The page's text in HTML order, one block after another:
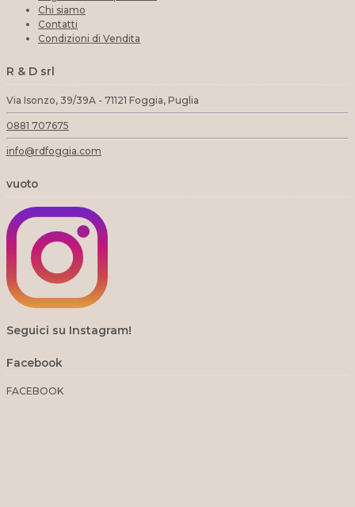
Chi siamo
Contatti
Condizioni di Vendita
R & D srl
Via Isonzo, 39/39A - 71121 Foggia, Puglia
0881 707675
info@rdfoggia.com
vuoto
Seguici su Instagram!
Facebook
FACEBOOK